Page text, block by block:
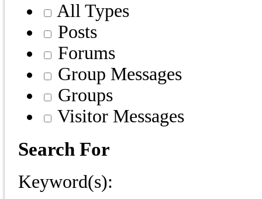
All Types
Posts
Forums
Group Messages
Groups
Visitor Messages
Search For
Keyword(s):